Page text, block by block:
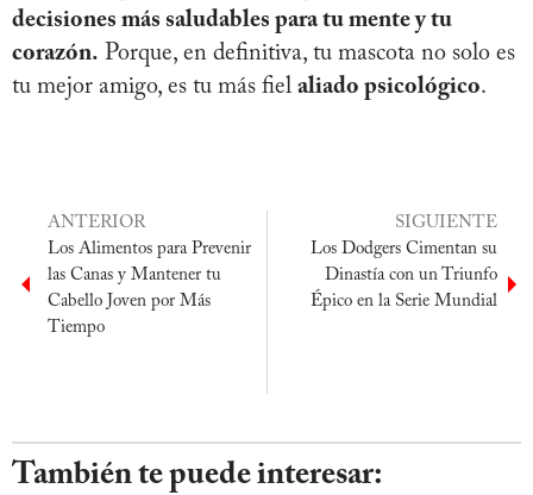
decisiones más saludables para tu mente y tu
corazón. Porque, en definitiva, tu mascota no solo es
tu mejor amigo, es tu más fiel aliado psicológico.
ANTERIOR
Los Alimentos para Prevenir
las Canas y Mantener tu
Cabello Joven por Más
Tiempo
SIGUIENTE
Los Dodgers Cimentan su
Dinastía con un Triunfo
Épico en la Serie Mundial
También te puede interesar: